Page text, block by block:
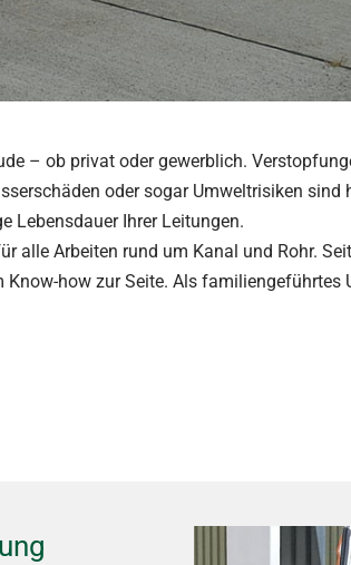
– ob privat oder gewerblich.
oder sogar Umweltrisiken
Lebensdauer Ihrer Leitungen.
alle Arbeiten rund um Kanal und Rohr.
how zur Seite. Als familiengeführtes